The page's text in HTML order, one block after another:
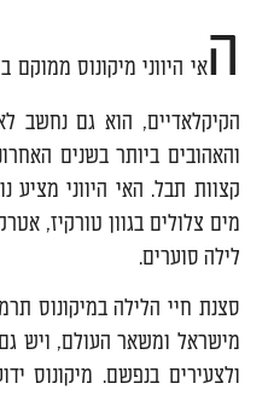
האי היווני מיקונוס ממוקם
הקיקלאדיים, הוא גם נחשב
והאהובים ביותר בשנים
קצוות תבל. האי היווני
מים צלולים בגוון טורקיז,
לילה סוערים.
סצנת חיי הלילה במיקונוס
מישראל ומשאר העולם, ויש
ולצעירים בנפשם. מיקונוס